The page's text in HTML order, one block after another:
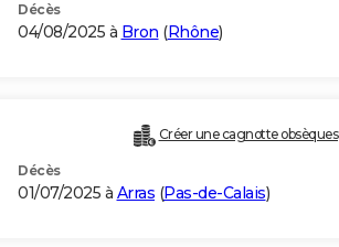
Décès
04/08/2025 à Bron (Rhône)
Créer une cagnotte obsèques
Décès
01/07/2025 à Arras (Pas-de-Calais)